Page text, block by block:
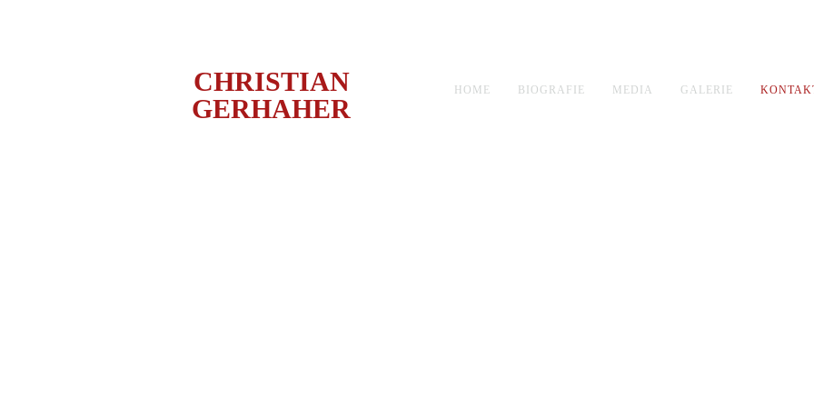
CHRISTIAN
GERHAHER
HOME BIOGRAFIE MEDIA GALERIE